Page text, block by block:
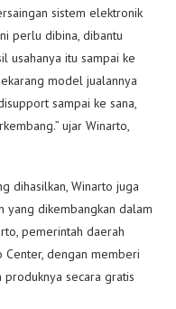
sistem elektronik
perlu dibina, dibantu
usahanya itu sampai ke
model jualannya
sampai ke sana,
ujar Winarto,
dihasilkan, Winarto juga
yang dikembangkan dalam
pemerintah daerah
Center, dengan memberi
produknya secara gratis